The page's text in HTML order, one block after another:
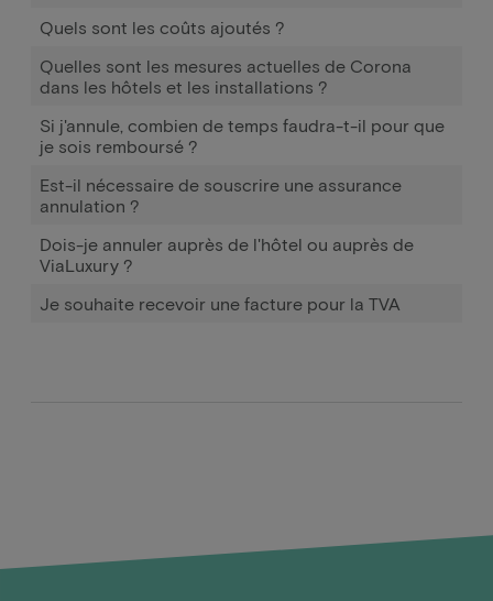
Quels sont les coûts ajoutés ?
Quelles sont les mesures actuelles de Corona
dans les hôtels et les installations ?
Si j'annule, combien de temps faudra-t-il pour que
je sois remboursé ?
Est-il nécessaire de souscrire une assurance
annulation ?
Dois-je annuler auprès de l'hôtel ou auprès de
ViaLuxury ?
Je souhaite recevoir une facture pour la TVA